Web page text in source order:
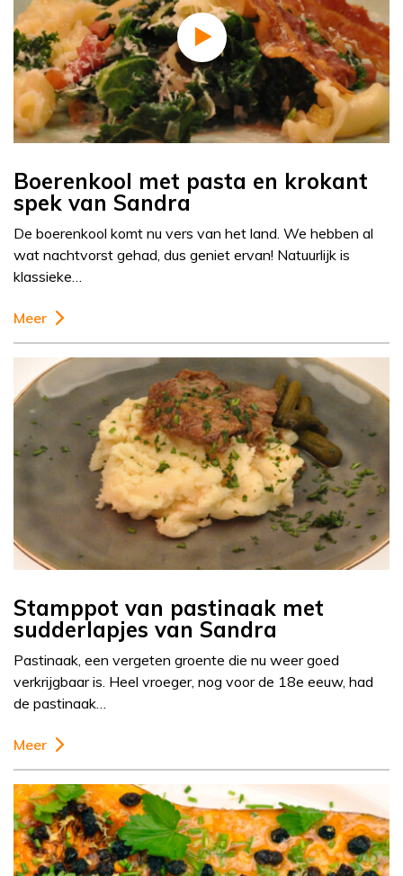
Boerenkool met pasta en krokant
spek van Sandra
De boerenkool komt nu vers van het land. We hebben al
wat nachtvorst gehad, dus geniet ervan! Natuurlijk is
klassieke…
Meer
Stamppot van pastinaak met
sudderlapjes van Sandra
Pastinaak, een vergeten groente die nu weer goed
verkrijgbaar is. Heel vroeger, nog voor de 18e eeuw, had
de pastinaak…
Meer